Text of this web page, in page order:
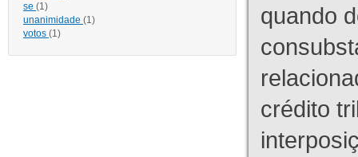
se (1)
unanimidade (1)
votos (1)
quando
crédito